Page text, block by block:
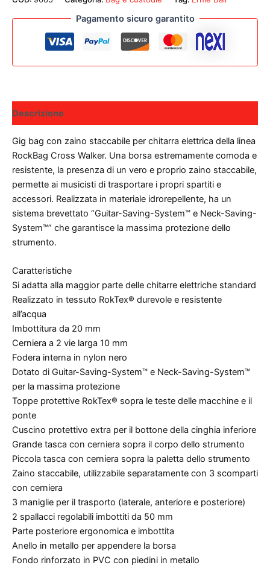
Pagamento sicuro garantito
Descrizione
Gig bag con zaino staccabile per chitarra elettrica della linea
RockBag Cross Walker. Una borsa estremamente comoda e
resistente, la presenza di un vero e proprio zaino staccabile,
permette ai musicisti di trasportare i propri spartiti e
accessori. Realizzata in materiale idrorepellente, ha un
sistema brevettato “Guitar-Saving-System™ e Neck-Saving-
System™” che garantisce la massima protezione dello
strumento.
Caratteristiche
Si adatta alla maggior parte delle chitarre elettriche standard
Realizzato in tessuto RokTex® durevole e resistente
all’acqua
Imbottitura da 20 mm
Cerniera a 2 vie larga 10 mm
Fodera interna in nylon nero
Dotato di Guitar-Saving-System™ e Neck-Saving-System™
per la massima protezione
Toppe protettive RokTex® sopra le teste delle macchine e il
ponte
Cuscino protettivo extra per il bottone della cinghia inferiore
Grande tasca con cerniera sopra il corpo dello strumento
Piccola tasca con cerniera sopra la paletta dello strumento
Zaino staccabile, utilizzabile separatamente con 3 scomparti
con cerniera
3 maniglie per il trasporto (laterale, anteriore e posteriore)
2 spallacci regolabili imbottiti da 50 mm
Parte posteriore ergonomica e imbottita
Anello in metallo per appendere la borsa
Fondo rinforzato in PVC con piedini in metallo